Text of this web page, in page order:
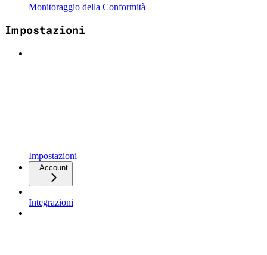
Monitoraggio della Conformità
Impostazioni
Impostazioni
Account
Integrazioni